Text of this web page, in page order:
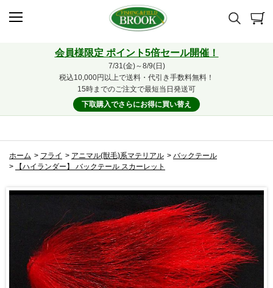
会員様限定 ポイント5倍セール開催！
7/31(金)～8/9(日)
税込10,000円以上で送料・代引き手数料無料！
15時までのご注文で最短当日発送可
下取購入でさらにお得に買い替え
ホーム > フライ > アニマル(獣毛)系マテリアル > バックテール
>
【ハイランダー】 バックテール スカーレット